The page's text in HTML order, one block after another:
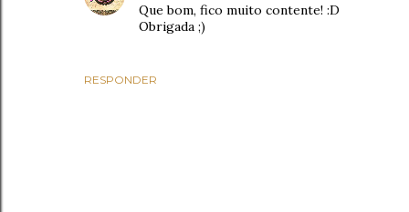
RESPONDER
Que bom, fico muito contente! :D
Obrigada ;)